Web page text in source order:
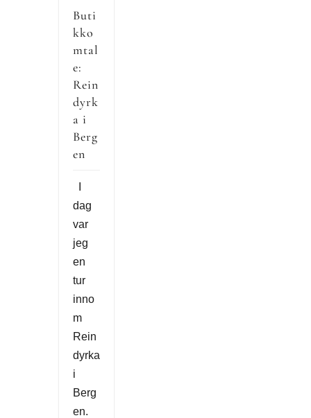
Buti
kko
mtal
e:
Rein
dyrk
a i
Berg
en
dag
var
jeg
en
tur
inno
m
Rein
dyrka
i
Berg
en.